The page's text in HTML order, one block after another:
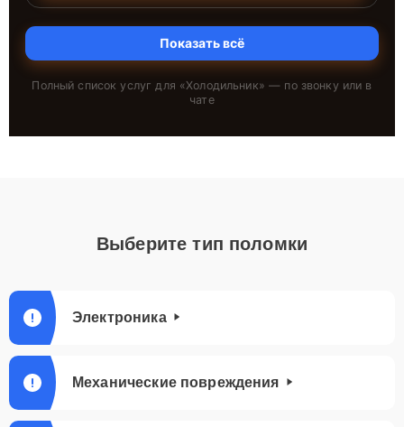
Показать всё
Полный список услуг для «Холодильник» — по звонку или в
чате
Выберите тип поломки
Электроника
Механические повреждения